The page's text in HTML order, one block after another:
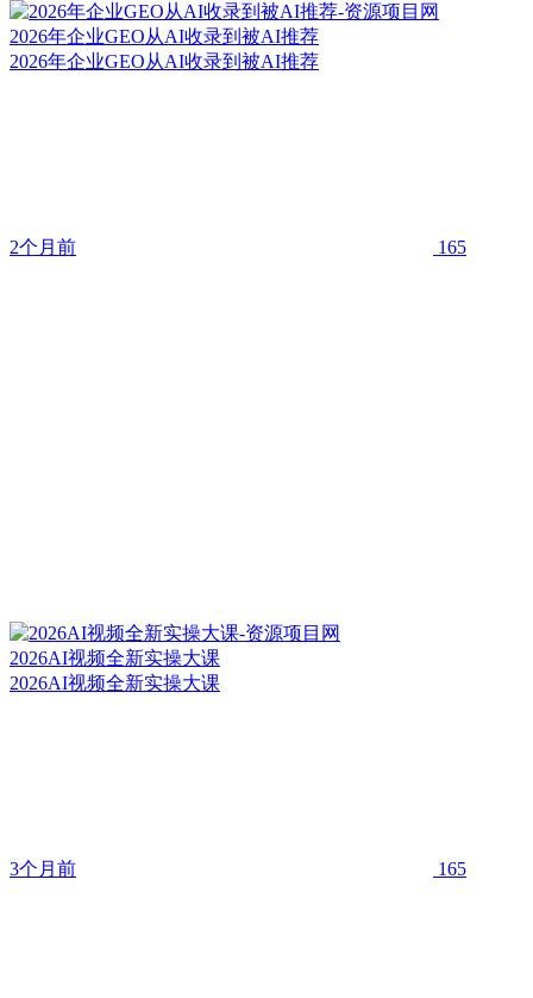
2026年企业GEO从AI收录到被AI推荐
2026年企业GEO从AI收录到被AI推荐
2个月前 165
2026AI视频全新实操大课
2026AI视频全新实操大课
3个月前 165